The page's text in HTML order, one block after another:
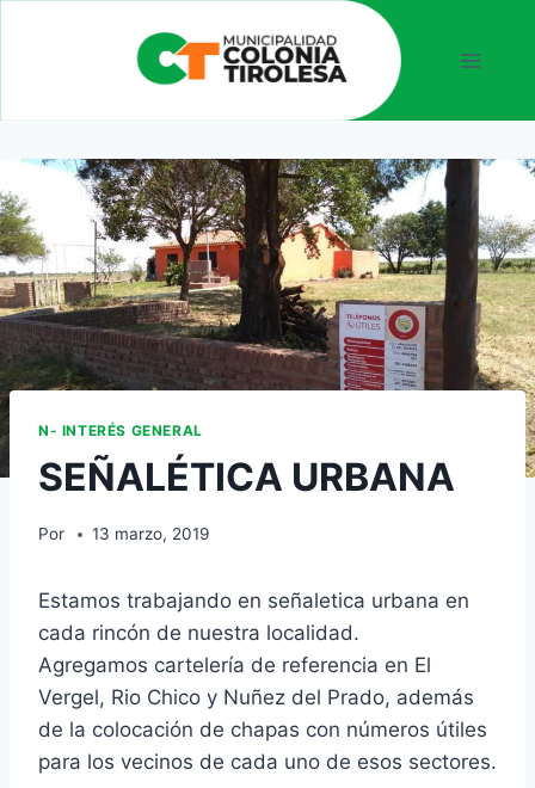
N- INTERÉS GENERAL
SEÑALÉTICA URBANA
Por 13 marzo, 2019
Estamos trabajando en señaletica urbana en
cada rincón de nuestra localidad.
Agregamos cartelería de referencia en El
Vergel, Rio Chico y Nuñez del Prado, además
de la colocación de chapas con números útiles
para los vecinos de cada uno de esos sectores.